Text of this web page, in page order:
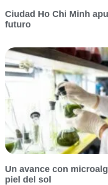
Ciudad Ho Chi Minh
futuro
Un avance con
piel del sol